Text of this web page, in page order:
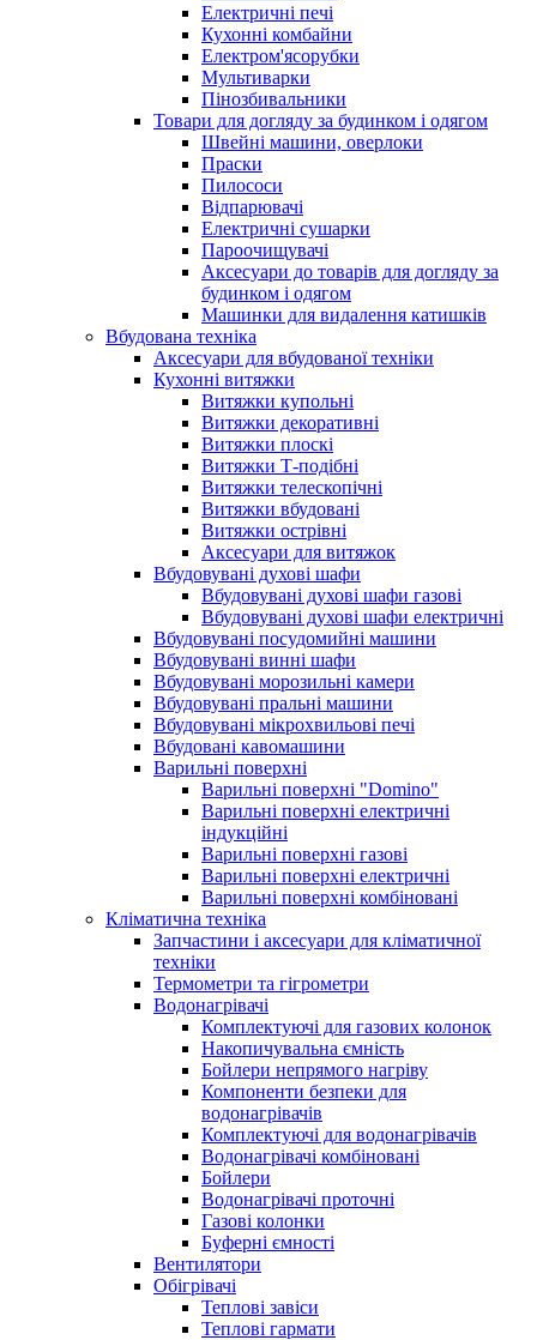
Електричні печі
Кухонні комбайни
Електром'ясорубки
Мультиварки
Пінозбивальники
Товари для догляду за будинком і одягом
Швейні машини, оверлоки
Праски
Пилососи
Відпарювачі
Електричні сушарки
Пароочищувачі
Аксесуари до товарів для догляду за
будинком і одягом
Машинки для видалення катишків
Вбудована техніка
Аксесуари для вбудованої техніки
Кухонні витяжки
Витяжки купольні
Витяжки декоративні
Витяжки плоскі
Витяжки Т-подібні
Витяжки телескопічні
Витяжки вбудовані
Витяжки острівні
Аксесуари для витяжок
Вбудовувані духові шафи
Вбудовувані духові шафи газові
Вбудовувані духові шафи електричні
Вбудовувані посудомийні машини
Вбудовувані винні шафи
Вбудовувані морозильні камери
Вбудовувані пральні машини
Вбудовувані мікрохвильові печі
Вбудовані кавомашини
Варильні поверхні
Варильні поверхні "Domino"
Варильні поверхні електричні
індукційні
Варильні поверхні газові
Варильні поверхні електричні
Варильні поверхні комбіновані
Кліматична техніка
Запчастини і аксесуари для кліматичної
техніки
Термометри та гігрометри
Водонагрівачі
Комплектуючі для газових колонок
Накопичувальна ємність
Бойлери непрямого нагріву
Компоненти безпеки для
водонагрівачів
Комплектуючі для водонагрівачів
Водонагрівачі комбіновані
Бойлери
Водонагрівачі проточні
Газові колонки
Буферні ємності
Вентилятори
Обігрівачі
Теплові завіси
Теплові гармати